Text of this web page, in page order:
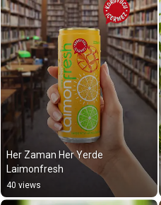
Her Zaman Her Yerde
Laimonfresh
40 views